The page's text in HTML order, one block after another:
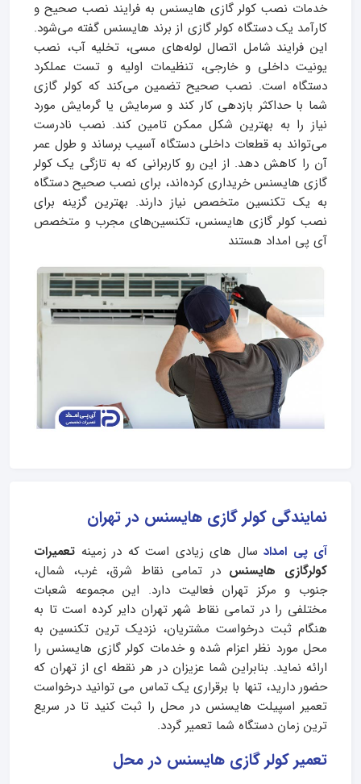
خدمات نصب کولر گازی هایسنس به فرایند نصب صحیح و
کارآمد یک دستگاه کولر گازی از برند هایسنس گفته می‌شود.
این فرایند شامل اتصال لوله‌های مسی، تخلیه آب، نصب
یونیت داخلی و خارجی، تنظیمات اولیه و تست عملکرد
دستگاه است. نصب صحیح تضمین می‌کند که کولر گازی
شما با حداکثر بازدهی کار کند و سرمایش یا گرمایش مورد
نیاز را به بهترین شکل ممکن تامین کند. نصب نادرست
می‌تواند به قطعات داخلی دستگاه آسیب برساند و طول عمر
آن را کاهش دهد. از این رو کاربرانی که به تازگی یک کولر
گازی هایسنس خریداری کرده‌اند، برای نصب صحیح دستگاه
به یک تکنسین متخصص نیاز دارند. بهترین گزینه برای
نصب کولر گازی هایسنس، تکنسین‌های مجرب و متخصص
آی پی امداد هستند
نمایندگی کولر گازی هایسنس در تهران
آی پی امداد سال های زیادی است که در زمینه تعمیرات
کولرگازی هایسنس در تمامی نقاط شرق، غرب، شمال،
جنوب و مرکز تهران فعالیت دارد. این مجموعه شعبات
مختلفی را در تمامی نقاط شهر تهران دایر کرده است تا به
هنگام ثبت درخواست مشتریان، نزدیک ترین تکنسین به
محل مورد نظر اعزام شده و خدمات کولر گازی هایسنس را
ارائه نماید. بنابراین شما عزیزان در هر نقطه ای از تهران که
حضور دارید، تنها با برقراری یک تماس می توانید درخواست
تعمیر اسپیلت هایسنس در محل را ثبت کنید تا در سریع
ترین زمان دستگاه شما تعمیر گردد.
تعمیر کولر گازی هایسنس در محل